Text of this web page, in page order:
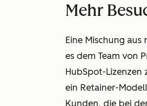
Mehr
Eine Mischung
es dem Team von
HubSpot-
ein Retainer-
Kunden, die bei